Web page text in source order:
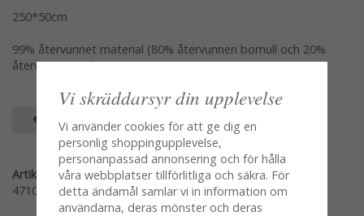
250*50cm
99% återvunnet material (80% återvunnen bomull och 20%
återvunnen polyester)
SPARA SOM FAVORIT
Artikelnummer:
47107
Vi skräddarsyr din upplevelse
Vi använder cookies för att ge dig en
personlig shoppingupplevelse,
personanpassad annonsering och för hålla
våra webbplatser tillförlitliga och säkra. För
detta ändamål samlar vi in information om
användarna, deras mönster och deras